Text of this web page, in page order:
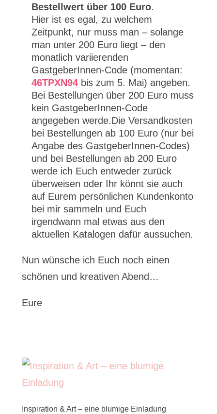
Bestellwert über 100 Euro.
Hier ist es egal, zu welchem
Zeitpunkt, nur muss man – solange
man unter 200 Euro liegt – den
monatlich variierenden
GastgeberInnen-Code (momentan:
46TPXN94bis zum 5. Mai) angeben.
Bei Bestellungen über 200 Euro muss
kein GastgeberInnen-Code
angegeben werde.Die Versandkosten
bei Bestellungen ab 100 Euro (nur bei
Angabe des GastgeberInnen-Codes)
und bei Bestellungen ab 200 Euro
werde ich Euch entweder zurück
überweisen oder Ihr könnt sie auch
auf Eurem persönlichen Kundenkonto
bei mir sammeln und Euch
irgendwann mal etwas aus den
aktuellen Katalogen dafür aussuchen.
Nun wünsche ich Euch noch einen
schönen und kreativen Abend…
Eure
Inspiration & Art – eine blumige Einladung